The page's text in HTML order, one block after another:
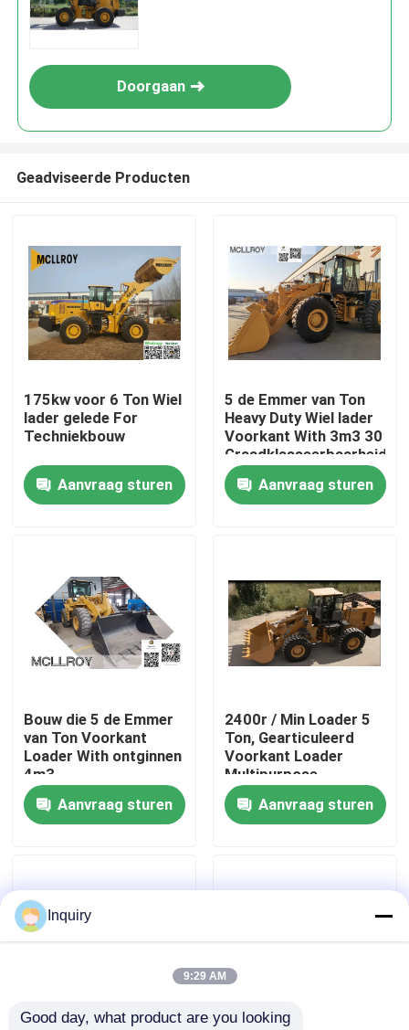
Huis
Ongeveer ons
Fabrieksreis
Kwaliteitscontrole
Contacteer ons
Verzoek om een Citaat
Compacte Wielladers
Doorgaan
Geadviseerde Producten
175kw voor 6 Ton Wiel
lader gelede For
Techniekbouw
Aanvraag sturen
5 de Emmer van Ton
Heavy Duty Wiel lader
Voorkant With 3m3 30
Graadklasseerbaarheid
Aanvraag sturen
Bouw die 5 de Emmer
van Ton Voorkant
Loader With ontginnen
4m3
Aanvraag sturen
2400r / Min Loader 5
Ton, Gearticuleerd
Voorkant Loader
Multipurpose
Aanvraag sturen
Inquiry
9:29 AM
Good day, what product are you looking